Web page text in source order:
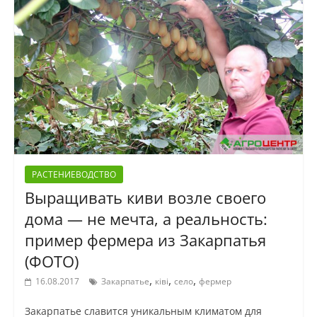
РАСТЕНИЕВОДСТВО
Выращивать киви возле своего
дома — не мечта, а реальность:
пример фермера из Закарпатья
(ФОТО)
16.08.2017 Закарпатье, ківі, село, фермер
Закарпатье славится уникальным климатом для